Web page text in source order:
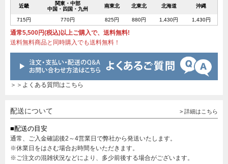
近畿
関東・中部
中国・四国・九州
南東北 北東北 北海道 沖縄
715円 770円 825円 880円 1,430円 1,430円
通常5,500円(税込)以上ご購入で、送料無料!
送料無料商品と同時購入でも送料無料！
＞＞よくある質問はこちら
配送について > 詳細はこちら
■配送の目安
通常、ご入金確認後2～4営業日で弊社から発送いたします。
※休業日をはさむ場合お時間をいただきます。
※ご注文の混雑状況などにより、多少前後する場合がございます。